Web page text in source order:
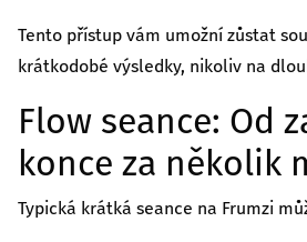
Tento přístup vám umožní zůstat
krátkodobé výsledky, nikoliv na
Flow seance: Od
konce za několik
Typická krátká seance na Frumzi